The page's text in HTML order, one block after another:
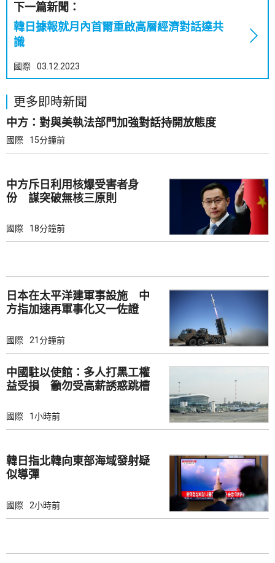
下一篇新聞：
韓日據報就月內首爾重啟高層經濟對話達共
識
國際 03.12.2023
更多即時新聞
中方：對與美執法部門加強對話持開放態度
國際 15分鐘前
中方斥日利用核爆受害者身
份 謀突破無核三原則
國際 18分鐘前
日本在太平洋建軍事設施 中
方指加速再軍事化又一佐證
國際 21分鐘前
中國駐以使館：多人打黑工權
益受損 籲勿受高薪誘惑跳槽
國際 1小時前
韓日指北韓向東部海域發射疑
似導彈
國際 2小時前